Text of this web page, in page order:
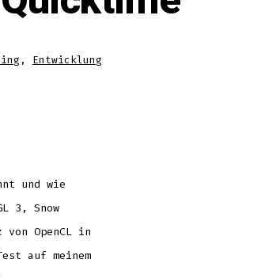
, Entwicklung
und wie
3, Snow
OpenCL in
auf meinem